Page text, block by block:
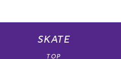
SKATE
TOP